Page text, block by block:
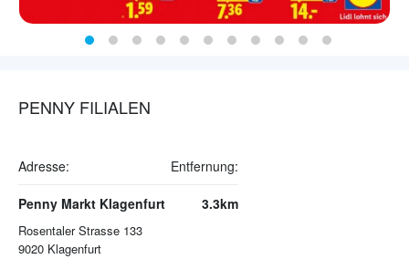
PENNY FILIALEN
Adresse: Entfernung:
Penny Markt Klagenfurt
Rosentaler Strasse 133
9020 Klagenfurt
3.3km